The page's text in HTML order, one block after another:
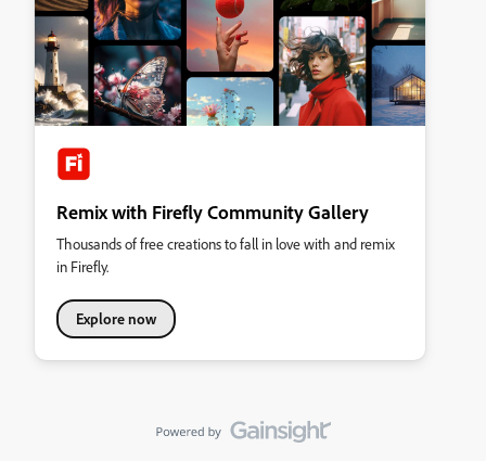
Remix with Firefly Community Gallery
Thousands of free creations to fall in love with and remix
in Firefly.
Explore now